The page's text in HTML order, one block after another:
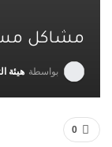
مشاكل
بواسطة هيئة
0